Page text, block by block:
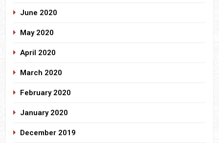
June 2020
May 2020
April 2020
March 2020
February 2020
January 2020
December 2019